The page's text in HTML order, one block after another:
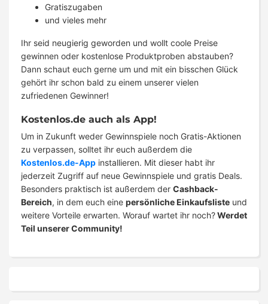
Gratiszugaben
und vieles mehr
Ihr seid neugierig geworden und wollt coole Preise
gewinnen oder kostenlose Produktproben abstauben?
Dann schaut euch gerne um und mit ein bisschen Glück
gehört ihr schon bald zu einem unserer vielen
zufriedenen Gewinner!
Kostenlos.de auch als App!
Um in Zukunft weder Gewinnspiele noch Gratis-Aktionen
zu verpassen, solltet ihr euch außerdem die
Kostenlos.de-App installieren. Mit dieser habt ihr
jederzeit Zugriff auf neue Gewinnspiele und gratis Deals.
Besonders praktisch ist außerdem der Cashback-
Bereich, in dem euch eine persönliche Einkaufsliste und
weitere Vorteile erwarten. Worauf wartet ihr noch?Werdet
Teil unserer Community!